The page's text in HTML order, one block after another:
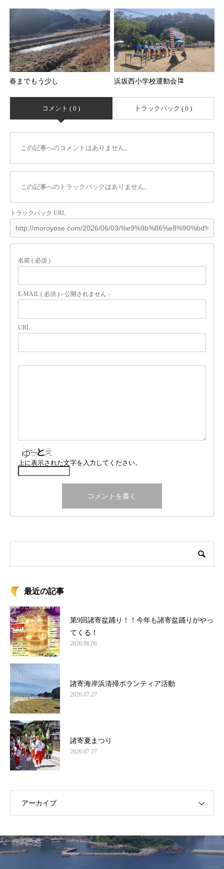
春までもう少し 浜坂西小学校運動会🎏
コメント ( 0 ) トラックバック ( 0 )
この記事へのコメントはありません。
この記事へのトラックバックはありません。
トラックバック URL
名前 ( 必須 )
E-MAIL ( 必須 ) - 公開されません -
URL
上に表示された文字を入力してください。
最近の記事
第9回諸寄盆踊り！！今年も諸寄盆踊りがやっ
てくる！
2026.08.06
諸寄海岸浜清掃ボランティア活動
2026.07.27
諸寄夏まつり
2026.07.27
アーカイブ